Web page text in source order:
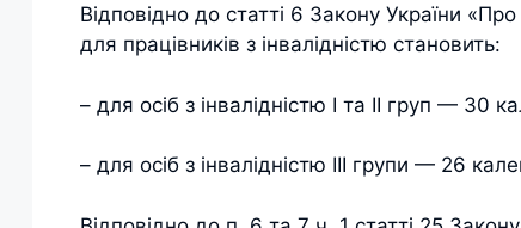
Відповідно до статті 6 Закону України
для працівників з інвалідністю становить:
– для осіб з інвалідністю I та II груп — 30
– для осіб з інвалідністю III групи — 26